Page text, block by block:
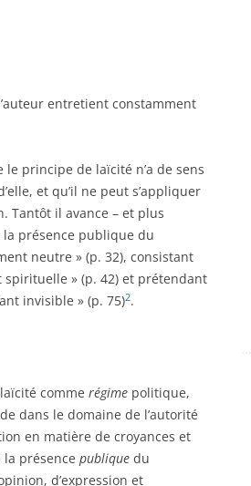
entretient constamment
principe de laïcité n’a de sens
et qu’il ne peut s’appliquer
Tantôt il avance – et plus
présence publique du
neutre » (p. 32), consistant
spirituelle » (p. 42) et prétendant
invisible » (p. 75)2.
comme régime politique,
dans le domaine de l’autorité
en matière de croyances et
la présence publique du
d’expression et